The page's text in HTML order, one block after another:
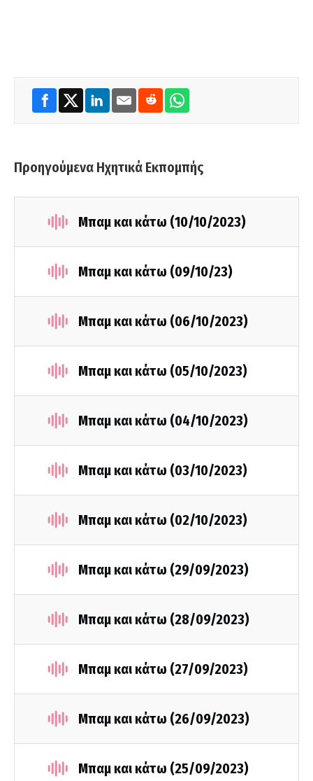
Προηγούμενα Ηχητικά Εκπομπής
Μπαμ και κάτω (10/10/2023)
Μπαμ και κάτω (09/10/23)
Μπαμ και κάτω (06/10/2023)
Μπαμ και κάτω (05/10/2023)
Μπαμ και κάτω (04/10/2023)
Μπαμ και κάτω (03/10/2023)
Μπαμ και κάτω (02/10/2023)
Μπαμ και κάτω (29/09/2023)
Μπαμ και κάτω (28/09/2023)
Μπαμ και κάτω (27/09/2023)
Μπαμ και κάτω (26/09/2023)
Μπαμ και κάτω (25/09/2023)